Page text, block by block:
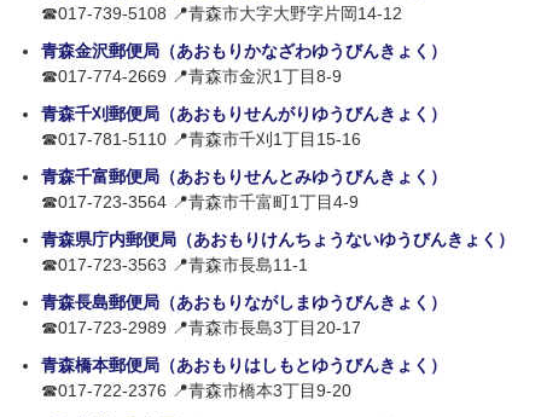
☎017-739-5108 📍青森市大字大野字片岡14-12
青森金沢郵便局（あおもりかなざわゆうびんきょく）
☎017-774-2669 📍青森市金沢1丁目8-9
青森千刈郵便局（あおもりせんがりゆうびんきょく）
☎017-781-5110 📍青森市千刈1丁目15-16
青森千富郵便局（あおもりせんとみゆうびんきょく）
☎017-723-3564 📍青森市千富町1丁目4-9
青森県庁内郵便局（あおもりけんちょうないゆうびんきょく）
☎017-723-3563 📍青森市長島11-1
青森長島郵便局（あおもりながしまゆうびんきょく）
☎017-723-2989 📍青森市長島3丁目20-17
青森橋本郵便局（あおもりはしもとゆうびんきょく）
☎017-722-2376 📍青森市橋本3丁目9-20